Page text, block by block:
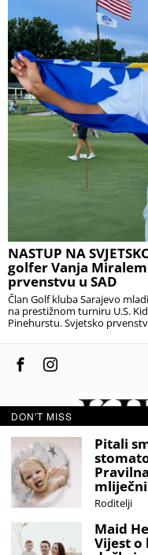
NASTUP NA
golfer Vanja
prvenstvu u SAD
Član Golf kluba Sarajevo
na prestižnom turniru U.S.
Pinehurstu. Svjetsko
©
Sva prava zadržana.
DON'T MISS
Pitali
Roditelji
Maid
Vijest o